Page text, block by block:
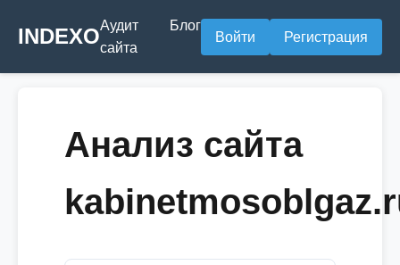
INDEXOАудит
сайта
Блог
Войти Регистрация
Анализ сайта